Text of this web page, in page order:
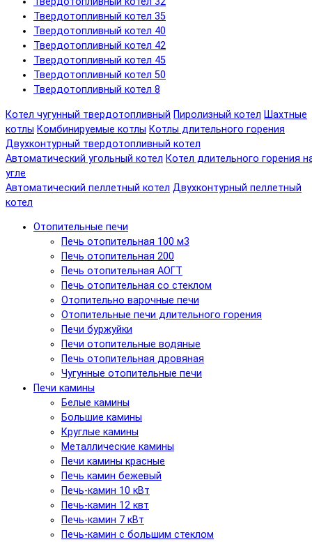
Твердотопливный котел 35
Твердотопливный котел 40
Твердотопливный котел 42
Твердотопливный котел 45
Твердотопливный котел 50
Твердотопливный котел 8
Котел чугунный твердотопливный Пиролизный котел Шахтные
котлы Комбинируемые котлы Котлы длительного горения
Двухконтурный твердотопливный котел
Автоматический угольный котел Котел длительного горения
угле
Автоматический пеллетный котел Двухконтурный пеллетный
котел
Отопительные печи
Печь отопительная 100 м3
Печь отопительная 200
Печь отопительная АОГТ
Печь отопительная со стеклом
Отопительно варочные печи
Отопительные печи длительного горения
Печи буржуйки
Печи отопительные водяные
Печь отопительная дровяная
Чугунные отопительные печи
Печи камины
Белые камины
Большие камины
Круглые камины
Металлические камины
Печи камины красные
Печь камин бежевый
Печь-камин 10 кВт
Печь-камин 12 квт
Печь-камин 7 кВт
Печь-камин с большим стеклом